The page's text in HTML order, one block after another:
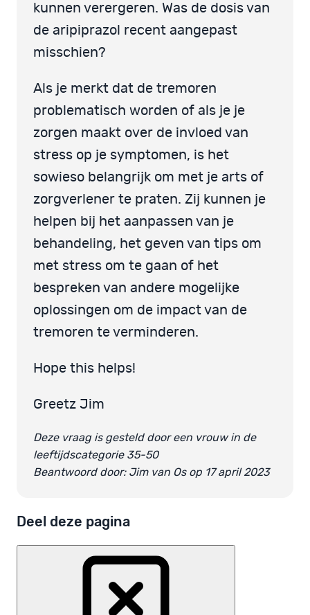
kunnen verergeren. Was de dosis van
de aripiprazol recent aangepast
misschien?
Als je merkt dat de tremoren
problematisch worden of als je je
zorgen maakt over de invloed van
stress op je symptomen, is het
sowieso belangrijk om met je arts of
zorgverlener te praten. Zij kunnen je
helpen bij het aanpassen van je
behandeling, het geven van tips om
met stress om te gaan of het
bespreken van andere mogelijke
oplossingen om de impact van de
tremoren te verminderen.
Hope this helps!
Greetz Jim
Deze vraag is gesteld door een vrouw in de
leeftijdscategorie 35-50
Beantwoord door: Jim van Os op 17 april 2023
Deel deze pagina